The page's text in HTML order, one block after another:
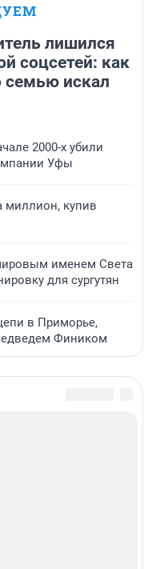
лишился
соцсетей: как
семью искал
2000-х убили
Уфы
миллион, купив
именем Света
для сургутян
в Приморье,
Фиником